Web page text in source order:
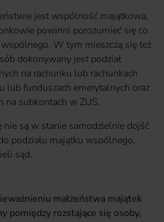
jest wspólność majątkowa,
powinni porozumieć się co
W tym mieszczą się też
dokonywany jest podział
na rachunku lub rachunkach
lub funduszach emerytalnych oraz
na subkontach w ZUS.
nie są w stanie samodzielnie dojść
podziału majątku wspólnego,
sąd.
małżeństwa majątek
pomiędzy rozstające się osoby,